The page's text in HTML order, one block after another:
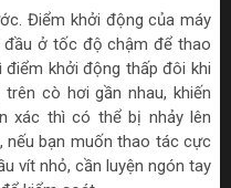
Điểm khởi động của máy
ở tốc độ chậm để thao
điểm khởi động thấp đôi khi
cò hơi gần nhau, khiến
xác thì có thể bị nhảy lên
nếu bạn muốn thao tác cực
vít nhỏ, cần luyện ngón tay